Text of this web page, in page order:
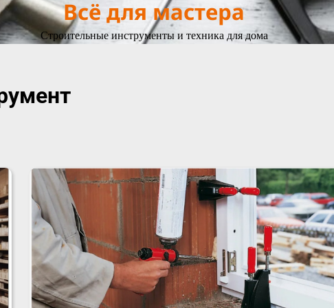
Всё для мастера
Строительные инструменты и техника для дома